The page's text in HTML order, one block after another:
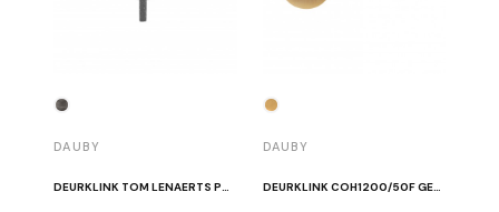
DAUBY DAUBY
DEURKLINK COH1200/50F GEBORSTELD MESSING